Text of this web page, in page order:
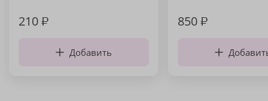
210₽
Добавить
850₽